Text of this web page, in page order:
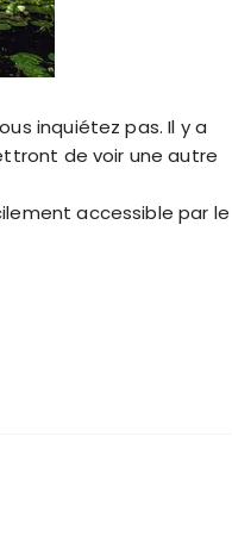
inquiétez pas. Il y a
de voir une autre
accessible par le